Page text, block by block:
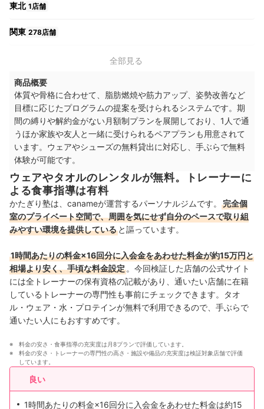
東北 1店舗
関東 278店舗
関西 36店舗
全部見る
商品概要
体質や骨格に合わせて、脂肪燃焼や筋力アップ、姿勢改善など
目標に応じたプログラムの提案を受けられるシステムです。期
間の縛りや解約金がない月額制プランを展開しており、1人で通
うほか家族や友人と一緒に受けられるペアプランも用意されて
います。ウェアやシューズの無料貸出に対応し、手ぶらで無料
体験が可能です。
ウェアやタオルのレンタルが無料。トレーナーに
よる食事指導は有料
かたぎり塾は、canameが運営するパーソナルジムです。
完全個
室のプライベート空間で、周囲を気にせず自分のペースで取り組
みやすい環境を提供している と謳っています。
1時間あたりの料金×16回分に入会金をあわせた料金が約15万円と
相場より安く、手頃な料金設定。今回検証した店舗の公式サイト
には全トレーナーの保有資格の記載があり、通いたい店舗に在籍
しているトレーナーの専門性も事前にチェックできます。タオ
ル・ウェア・水・プロテインが無料で利用できるので、手ぶらで
通いたい人にもおすすめです。
料金の安さ・食事指導の充実度は月8プランで評価しています。
料金の安さ・トレーナーの専門性の高さ・施設や備品の充実度は検証対象店舗で評価
しています。
良い
1時間あたりの料金×16回分に入会金をあわせた料金は約15